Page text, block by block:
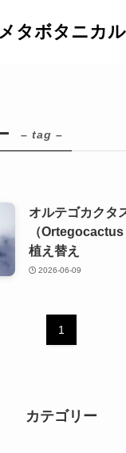
メタボタニカル
– tag –
オルテゴカクタ
（
植え替え
2026-06-09
1
カテゴリー